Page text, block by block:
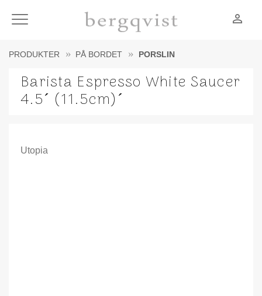
Meny person_outline
PRODUKTER PÅ BORDET PORSLIN
Barista Espresso White Saucer
4.5´ (11.5cm)´
Utopia